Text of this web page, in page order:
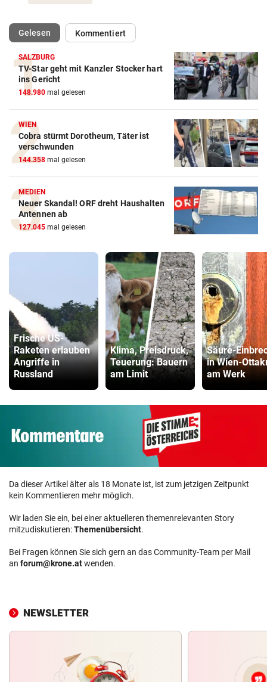
Gelesen(ausgewählt)Kommentiert
SALZBURG
TV-Star geht mit Kanzler Stocker hart
ins Gericht
148.980 mal gelesen
WIEN
Cobra stürmt Dorotheum, Täter ist
verschwunden
144.358 mal gelesen
MEDIEN
Neuer Skandal! ORF dreht Haushalten
Antennen ab
127.045 mal gelesen
Frische US-
Raketen erlauben
Angriffe in
Russland
Klima, Preisdruck,
Teuerung: Bauern
am Limit
Säure-
in Wien-
am Werk
Da dieser Artikel älter als 18 Monate ist, ist zum jetzigen Zeitpunkt
kein Kommentieren mehr möglich.
Wir laden Sie ein, bei einer aktuelleren themenrelevanten Story
mitzudiskutieren:Themenübersicht.
Bei Fragen können Sie sich gern an das Community-Team per Mail
an forum@krone.atwenden.
NEWSLETTER